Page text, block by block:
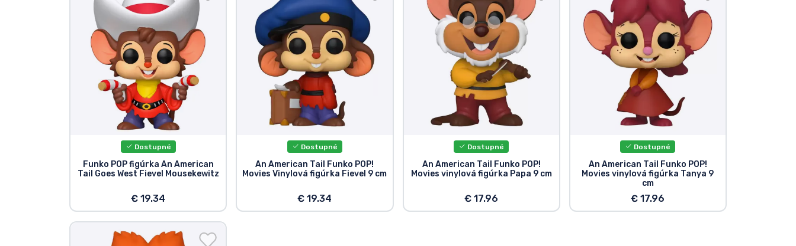
Dostupné
Funko POP figúrka An American
Tail Goes West Fievel Mousekewitz
€ 19.34
Dostupné
An American Tail Funko POP!
Movies Vinylová figúrka Fievel 9 cm
€ 19.34
Dostupné
An American Tail Funko POP!
Movies vinylová figúrka Papa 9 cm
€ 17.96
Dostupné
An American Tail Funko POP!
Movies vinylová figúrka Tanya 9
cm
€ 17.96
Zoradiť podľa série
Zoradiť podľa filmov
Zoradiť podľa karikatúry
Zoradiť podľa Anime
Zoradiť podľa hier
Zoradiť podľa hudby